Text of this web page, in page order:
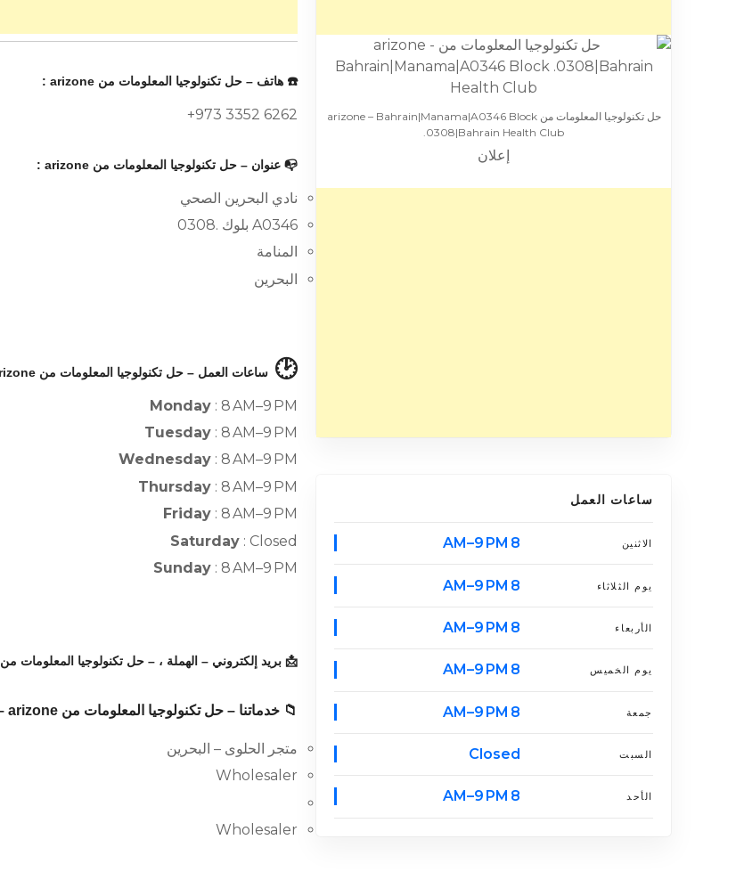
حل تكنولوجيا المعلومات من arizone – Bahrain|Manama|A0346 Block
.0308|Bahrain Health Club
إعلان
ساعات العمل
الاثنين 8 AM–9 PM
يوم الثلاثاء 8 AM–9 PM
الأربعاء 8 AM–9 PM
يوم الخميس 8 AM–9 PM
جمعة 8 AM–9 PM
السبت Closed
الأحد 8 AM–9 PM
☎️ هاتف – حل تكنولوجيا المعلومات من arizone :
+973 3352 6262
📭 عنوان – حل تكنولوجيا المعلومات من arizone :
نادي البحرين الصحي
A0346 بلوك .0308
المنامة
البحرين
🕑 ساعات العمل – حل تكنولوجيا المعلومات من arizone :
Monday : 8 AM–9 PM
Tuesday : 8 AM–9 PM
Wednesday : 8 AM–9 PM
Thursday : 8 AM–9 PM
Friday : 8 AM–9 PM
Saturday : Closed
Sunday : 8 AM–9 PM
📩 بريد إلكتروني – الهملة ، – حل تكنولوجيا المعلومات من arizone :
📁 خدماتنا – حل تكنولوجيا المعلومات من arizone – الهملة ، :
متجر الحلوى – البحرين
Wholesaler
Wholesaler